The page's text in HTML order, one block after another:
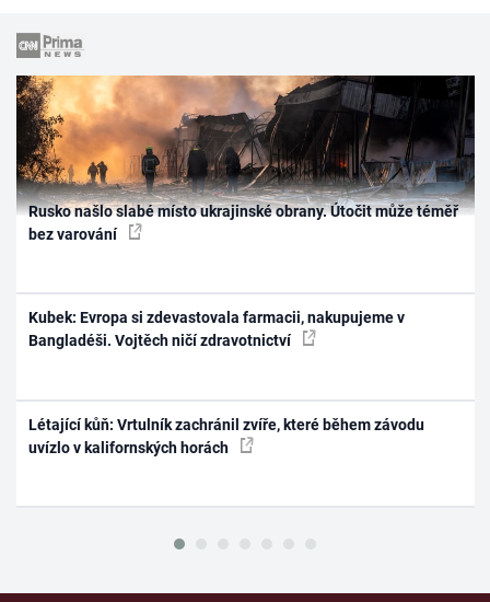
Rusko našlo slabé místo ukrajinské obrany. Útočit může téměř
bez varování
Kubek: Evropa si zdevastovala farmacii, nakupujeme v
Bangladéši. Vojtěch ničí zdravotnictví
Létající kůň: Vrtulník zachránil zvíře, které během závodu
uvízlo v kalifornských horách